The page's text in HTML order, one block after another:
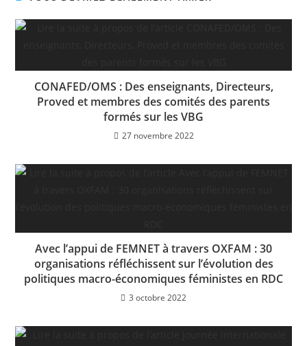
CONAFED/OMS : Des enseignants, Directeurs,
Proved et membres des comités des parents
formés sur les VBG
27 novembre 2022
Avec l’appui de FEMNET à travers OXFAM : 30
organisations réfléchissent sur l’évolution des
politiques macro-économiques féministes en RDC
3 octobre 2022